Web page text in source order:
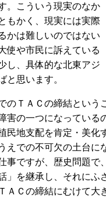
。こういう現実のなか
もかく、現実には実際
かは難しいのではない
使や市民に訴えている
し、具体的な北東アジ
と思います。
ＴＡＣの締結という
害の一つになってい
民地支配を肯定・美
えでの不可欠の土台に
事ですが、歴史問題で
」を継承し、それに
ＡＣの締結にむけて大